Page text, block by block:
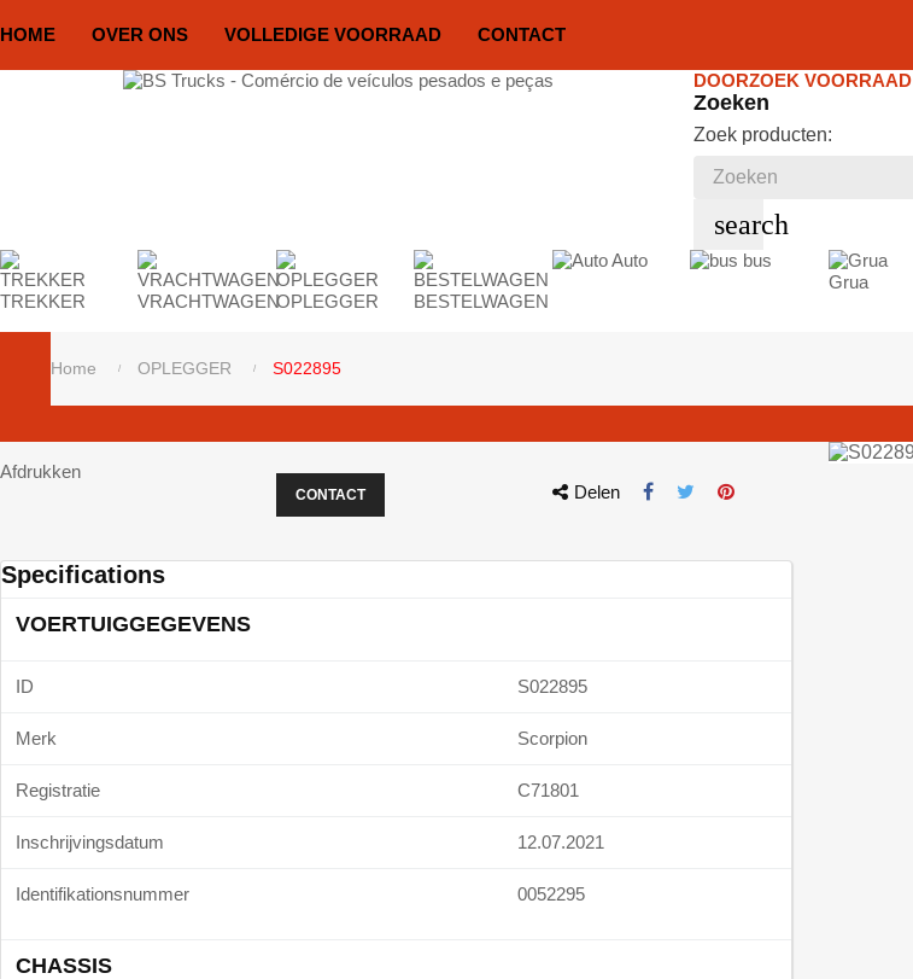
HOME OVER ONS VOLLEDIGE VOORRAAD CONTACT
DOORZOEK VOORRAAD
Zoeken
Zoek producten:
search
TREKKER VRACHTWAGENOPLEGGER BESTELWAGEN
Auto
bus
Grua
Home OPLEGGER S022895
Afdrukken
CONTACT Delen
Specifications
VOERTUIGGEGEVENS
ID S022895
Merk Scorpion
Registratie C71801
Inschrijvingsdatum 12.07.2021
Identifikationsnummer 0052295
CHASSIS